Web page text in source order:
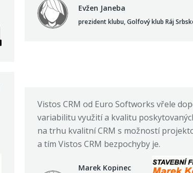
Evžen Janeba
prezident klubu, Golfový klub Ráj
Vistos CRM od Euro Softworks vřele
variabilitu využití a kvalitu
na trhu kvalitní CRM s možností
a tím Vistos CRM bezpochyby je.
Marek Kopinec